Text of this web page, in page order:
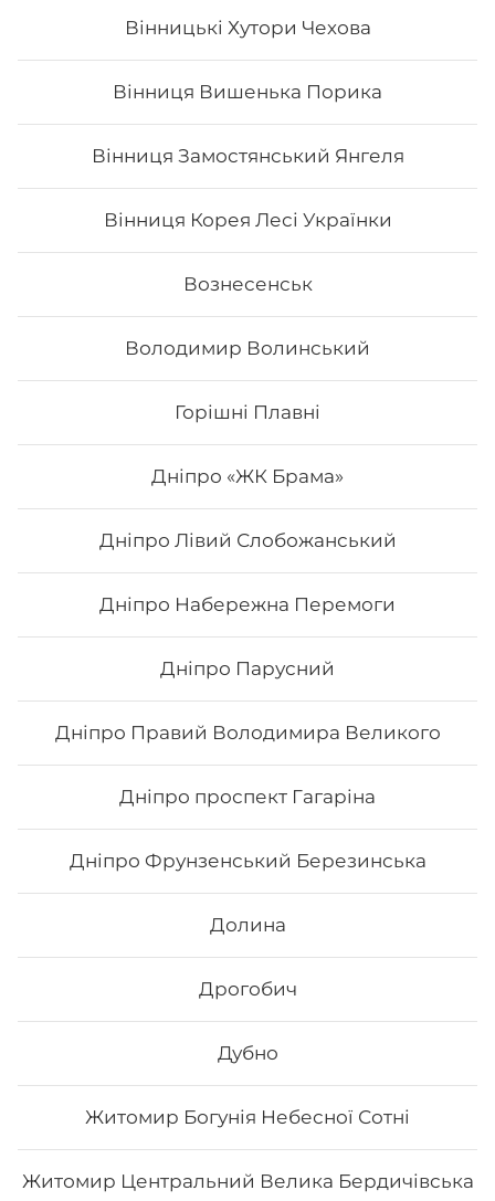
Вінницькі Хутори Чехова
Вінниця Вишенька Порика
Вінниця Замостянський Янгеля
Вінниця Корея Лесі Українки
Вознесенськ
Володимир Волинський
Горішні Плавні
Дніпро «ЖК Брама»
Дніпро Лівий Слобожанський
Дніпро Набережна Перемоги
Дніпро Парусний
Дніпро Правий Володимира Великого
Дніпро проспект Гагаріна
Дніпро Фрунзенський Березинська
Долина
Дрогобич
Дубно
Житомир Богунія Небесної Сотні
Житомир Центральний Велика Бердичівська
Нігірі з печеним лососем
Нігірі з лососем
56₴
Все більше людей користуються послугою
доставки суші додому від Osama sushi в
кухні обумовлена корисними та смаковими якостями
віку, статі та положення в суспільстві.
Онлайн замовлення суші від Osama sushi має
інгредієнтів та правильне приготування робить страву
багато корисних елементів та вітамінів, які необхідні
для організму людини.